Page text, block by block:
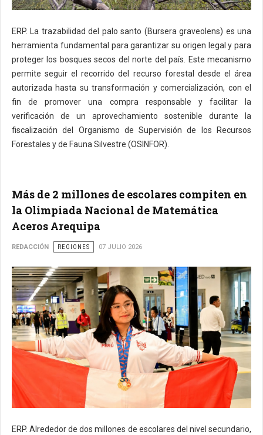
ERP. La trazabilidad del palo santo (Bursera graveolens) es una
herramienta fundamental para garantizar su origen legal y para
proteger los bosques secos del norte del país. Este mecanismo
permite seguir el recorrido del recurso forestal desde el área
autorizada hasta su transformación y comercialización, con el
fin de promover una compra responsable y facilitar la
verificación de un aprovechamiento sostenible durante la
fiscalización del Organismo de Supervisión de los Recursos
Forestales y de Fauna Silvestre (OSINFOR).
Más de 2 millones de escolares compiten en
la Olimpiada Nacional de Matemática
Aceros Arequipa
REDACCIÓN REGIONES 07 JULIO 2026
ERP. Alrededor de dos millones de escolares del nivel secundario,